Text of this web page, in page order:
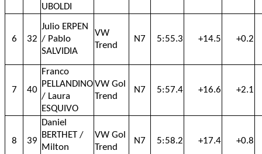
UBOLDI
6 32
Julio ERPEN
/ Pablo
SALVIDIA
VW
Trend
N7 5:55.3 +14.5 +0.2
7 40
Franco
PELLANDINO
/ Laura
ESQUIVO
VW Gol
Trend
N7 5:57.4 +16.6 +2.1
8 39
Daniel
BERTHET /
Milton
VW Gol
Trend
N7 5:58.2 +17.4 +0.8